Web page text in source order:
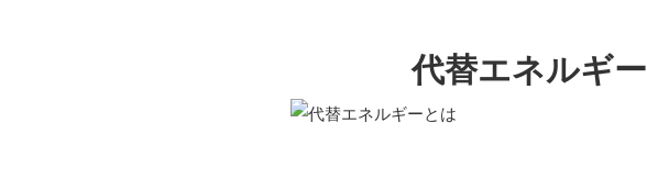
代替エネルギ